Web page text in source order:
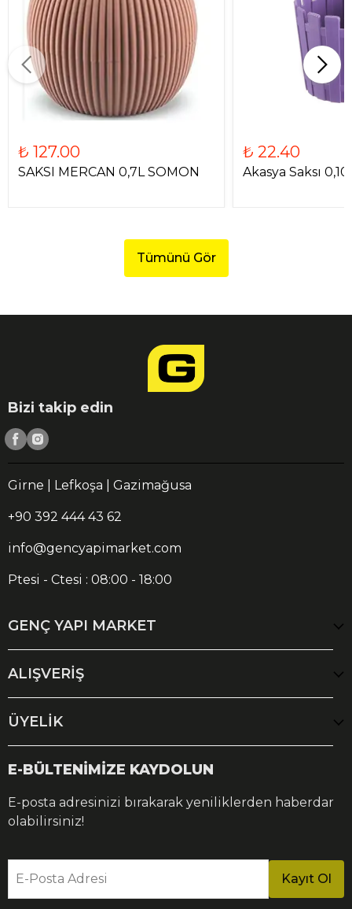
₺ 127.00
SAKSI MERCAN 0,7L SOMON
₺ 22.40
Akasya Saksı
Tümünü Gör
Bizi takip edin
Girne | Lefkoşa | Gazimağusa
+90 392 444 43 62
info@gencyapimarket.com
Ptesi - Ctesi : 08:00 - 18:00
GENÇ YAPI MARKET
ALIŞVERİŞ
ÜYELİK
E-BÜLTENİMİZE KAYDOLUN
E-posta adresinizi bırakarak yeniliklerden haberdar
olabilirsiniz!
E-Posta Adresi Kayıt Ol